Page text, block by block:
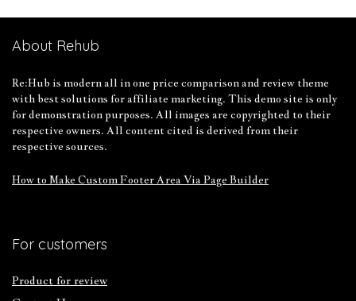
About Rehub
Re:Hub is modern all in one price comparison and review theme
with best solutions for affiliate marketing. This demo site is only
for demonstration purposes. All images are copyrighted to their
respective owners. All content cited is derived from their
respective sources.
How to Make Custom Footer Area Via Page Builder
For customers
Product for review